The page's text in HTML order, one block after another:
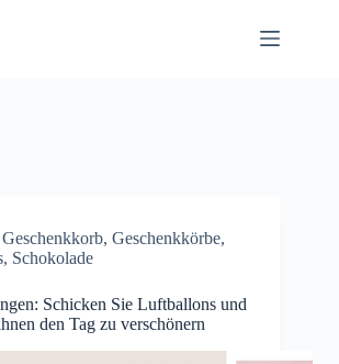
Geschenkkorb, Geschenkkörbe,
, Schokolade
Schicken Sie Luftballons und
den Tag zu verschönern